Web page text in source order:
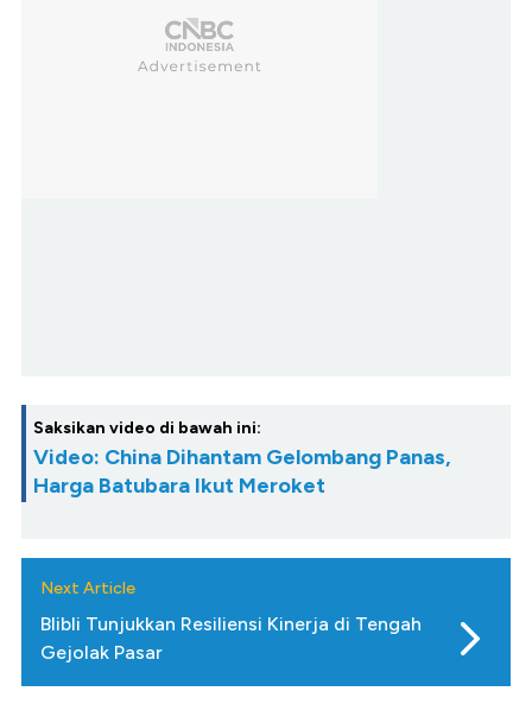
Saksikan video di bawah ini:
Video: China Dihantam Gelombang Panas,
Harga Batubara Ikut Meroket
Next Article
Blibli Tunjukkan Resiliensi Kinerja di Tengah
Gejolak Pasar